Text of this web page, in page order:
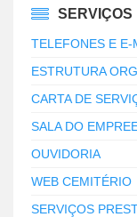
SERVIÇOS
TELEFONES E E-
ESTRUTURA
CARTA DE
SALA DO
OUVIDORIA
WEB CEMITÉRIO
SERVIÇOS